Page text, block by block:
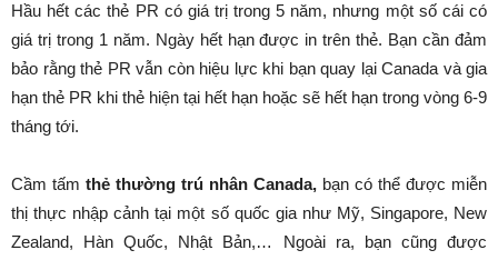
Hầu hết các thẻ PR có giá trị trong 5 năm, nhưng một số cái có
giá trị trong 1 năm. Ngày hết hạn được in trên thẻ. Bạn cần đảm
bảo rằng thẻ PR vẫn còn hiệu lực khi bạn quay lại Canada và gia
hạn thẻ PR khi thẻ hiện tại hết hạn hoặc sẽ hết hạn trong vòng 6-9
tháng tới.
Cầm tấm thẻ thường trú nhân Canada, bạn có thể được miễn
thị thực nhập cảnh tại một số quốc gia như Mỹ, Singapore, New
Zealand, Hàn Quốc, Nhật Bản,…
Ngoài ra, bạn cũng được